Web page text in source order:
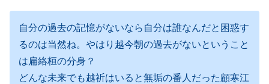
自分の過去の記憶がないなら自分は誰なんだと困惑す
るのは当然ね。やはり越今朝の過去がないということ
は扁絡桓の分身？
どんな未来でも越祈はいると無垢の番人だった顧寒江